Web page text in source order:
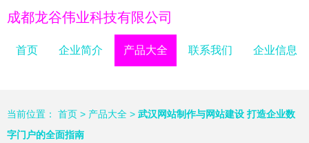
成都龙谷伟业科技有限公司
首页 企业简介 产品大全 联系我们 企业信息
当前位置： 首页 > 产品大全 > 武汉网站制作与网站建设 打造企业数
字门户的全面指南